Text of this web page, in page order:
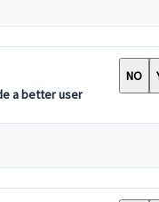
通機関など利用】自
（日本語プライベート
加時 110.00 EUR